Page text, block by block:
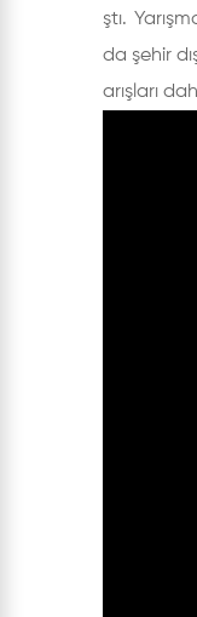
ştı.
da şehir
arışları